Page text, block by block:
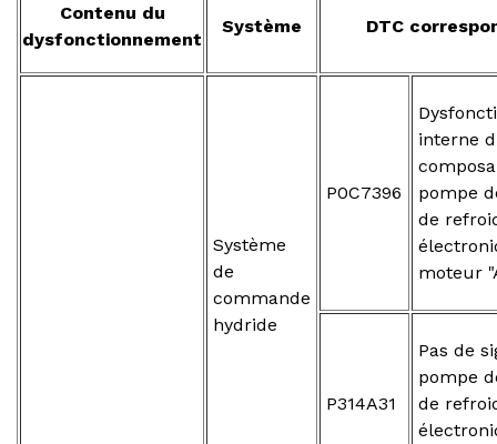
Contenu du
dysfonctionnement
Système DTC
Système
de
commande
hydride
P0C7396
interne
pompe
de
moteur
P314A31
Pas de
pompe
de